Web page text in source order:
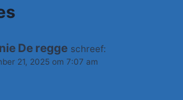
De regge schreef:
21, 2025 om 7:07 am